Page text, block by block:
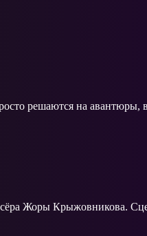
решаются на
Жоры Крыжовникова.